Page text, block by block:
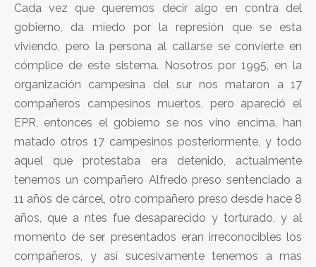
Cada vez que queremos decir algo en contra del
gobierno, da miedo por la represión que se esta
viviendo, pero la persona al callarse se convierte en
cómplice de este sistema. Nosotros por 1995, en la
organización campesina del sur nos mataron a 17
compañeros campesinos muertos, pero apareció el
EPR, entonces el gobierno se nos vino encima, han
matado otros 17 campesinos posteriormente, y todo
aquel que protestaba era detenido, actualmente
tenemos un compañero Alfredo preso sentenciado a
11 años de cárcel, otro compañero preso desde hace 8
años, que a ntes fue desaparecido y torturado, y al
momento de ser presentados eran irreconocibles los
compañeros, y así sucesivamente tenemos a mas